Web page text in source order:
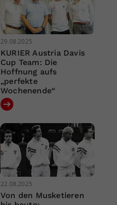
29.08.2025
KURIER Austria Davis
Cup Team: Die
Hoffnung aufs
„perfekte
Wochenende“
22.08.2025
Von den Musketieren